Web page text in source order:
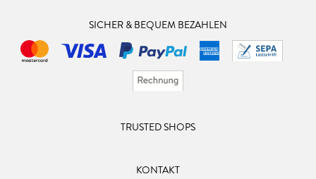
SICHER & BEQUEM BEZAHLEN
TRUSTED SHOPS
KONTAKT